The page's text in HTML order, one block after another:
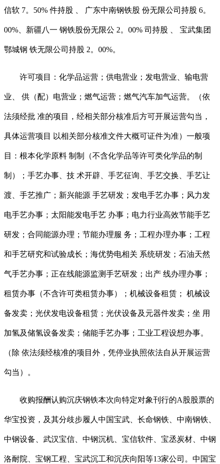
信软 7。50% 件持股 、 广东中南钢铁股 份无限公司持股 6。
00%、新疆八一 钢铁股份无限公 2。00% 司持股 、 宝武集团
鄂城钢 铁无限公司持股 2。00%。
许可项目：化学品运营；供电营业；发电营业、输电营
业、 供（配）电营业；燃气运营；燃气汽车加气运营。（依
法须经批 准的项目，经相关部分核准后方可开展运营勾当，
具体运营项目 以相关部分核准文件大概可证件为准）一般项
目：根本化学原料 制制（不含化学品等许可类化学品的制
制）；手艺办事、技 术开辟、手艺征询、手艺交换、手艺让
渡、手艺推广；新兴能源 手艺研发；发电手艺办事；风力发
电手艺办事；太阳能发电手艺 办事；电力行业高效节能手艺
研发；合同能源办理；节能办理服 务；工程办理办事；工程
和手艺研究和试验成长；海优势电相关 系统研发；石油天然
气手艺办事；正在线能源监测手艺研发；出产 线办理办事；
租赁办事（不含许可类租赁办事）；机械设备租赁； 机械设
备发卖；光伏发电设备租赁；光伏设备及元器件发卖；坐 用
加氢及储氢设备发卖；储能手艺办事；工业工程设想办事。
（除 依法须经核准的项目外，凭停业执照依法自从开展运营
勾当）。
收购报酬认购沉庆钢铁本次向特定对象刊行的A股股票的
华宝投资，及其分歧步履人中国宝武、长命钢铁、中南钢铁、
中钢设备、武汉宝信、中钢沉机、宝信软件、宝丞炭材、中钢
洛耐院、宝钢工程、宝武沉工和沉庆向阳等13家公司。中国宝